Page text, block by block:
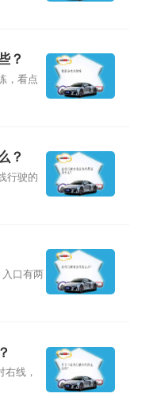
？
，看点
？
行驶的
口有两
右线，